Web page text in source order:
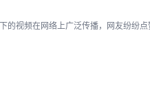
的视频在网络上广泛传播，网友纷纷点